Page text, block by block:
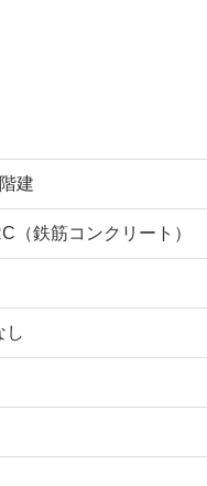
建
（鉄筋コンクリート）
し